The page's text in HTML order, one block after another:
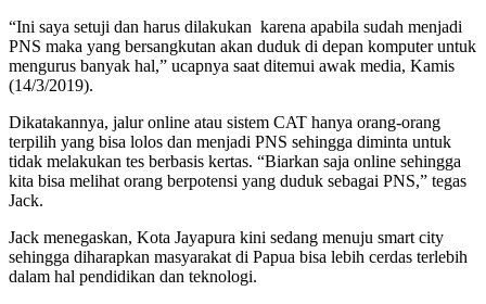
“Ini saya setuji dan harus dilakukan karena apabila sudah menjadi
PNS maka yang bersangkutan akan duduk di depan komputer untuk
mengurus banyak hal,” ucapnya saat ditemui awak media, Kamis
(14/3/2019).
Dikatakannya, jalur online atau sistem CAT hanya orang-orang
terpilih yang bisa lolos dan menjadi PNS sehingga diminta untuk
tidak melakukan tes berbasis kertas. “Biarkan saja online sehingga
kita bisa melihat orang berpotensi yang duduk sebagai PNS,” tegas
Jack.
Jack menegaskan, Kota Jayapura kini sedang menuju smart city
sehingga diharapkan masyarakat di Papua bisa lebih cerdas terlebih
dalam hal pendidikan dan teknologi.